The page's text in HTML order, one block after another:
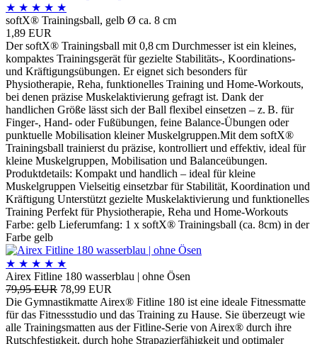
★ ★ ★ ★ ★
softX® Trainingsball, gelb Ø ca. 8 cm
1,89 EUR
Der softX® Trainingsball mit 0,8 cm Durchmesser ist ein kleines,
kompaktes Trainingsgerät für gezielte Stabilitäts-, Koordinations-
und Kräftigungsübungen. Er eignet sich besonders für
Physiotherapie, Reha, funktionelles Training und Home-Workouts,
bei denen präzise Muskelaktivierung gefragt ist. Dank der
handlichen Größe lässt sich der Ball flexibel einsetzen – z. B. für
Finger-, Hand- oder Fußübungen, feine Balance-Übungen oder
punktuelle Mobilisation kleiner Muskelgruppen.Mit dem softX®
Trainingsball trainierst du präzise, kontrolliert und effektiv, ideal für
kleine Muskelgruppen, Mobilisation und Balanceübungen.
Produktdetails: Kompakt und handlich – ideal für kleine
Muskelgruppen Vielseitig einsetzbar für Stabilität, Koordination und
Kräftigung Unterstützt gezielte Muskelaktivierung und funktionelles
Training Perfekt für Physiotherapie, Reha und Home-Workouts
Farbe: gelb Lieferumfang: 1 x softX® Trainingsball (ca. 8cm) in der
Farbe gelb
★ ★ ★ ★ ★
Airex Fitline 180 wasserblau | ohne Ösen
79,95 EUR 78,99 EUR
Die Gymnastikmatte Airex® Fitline 180 ist eine ideale Fitnessmatte
für das Fitnessstudio und das Training zu Hause. Sie überzeugt wie
alle Trainingsmatten aus der Fitline-Serie von Airex® durch ihre
Rutschfestigkeit, durch hohe Strapazierfähigkeit und optimaler